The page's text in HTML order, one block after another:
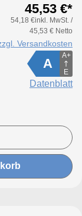
45,53 €*
54,18 €inkl. MwSt. /
45,53 € Netto
Versandkosten
A
A+
E
Datenblatt